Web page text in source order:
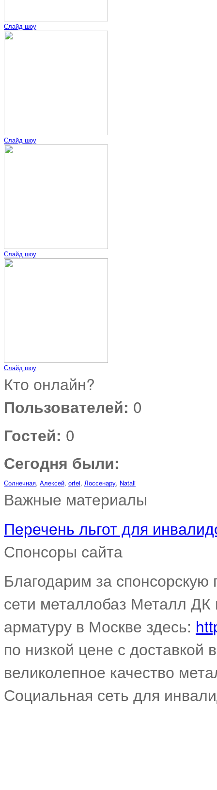
Слайд шоу
Слайд шоу
Слайд шоу
Слайд шоу
Кто онлайн?
Пользователей: 0
Гостей: 0
Сегодня были:
Солнечная, Алексей, orfei, Лоссенару, Natali
Важные материалы
Перечень льгот для
Спонсоры сайта
Благодарим за
сети металлобаз Металл ДК
арматуру в Москве здесь:
по низкой цене с
великолепное качество
Социальная сеть для